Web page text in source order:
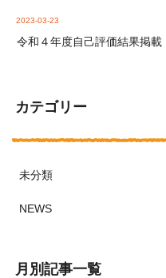
2023-03-23
令和４年度自己評価結果掲載
カテゴリー
未分類
NEWS
月別記事一覧